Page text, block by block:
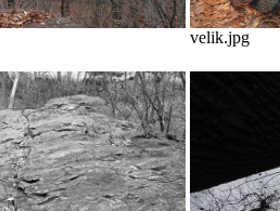
velik.jpg